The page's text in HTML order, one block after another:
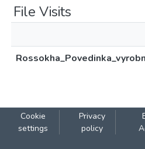
File Visits
Cookie
settings
Privacy
policy